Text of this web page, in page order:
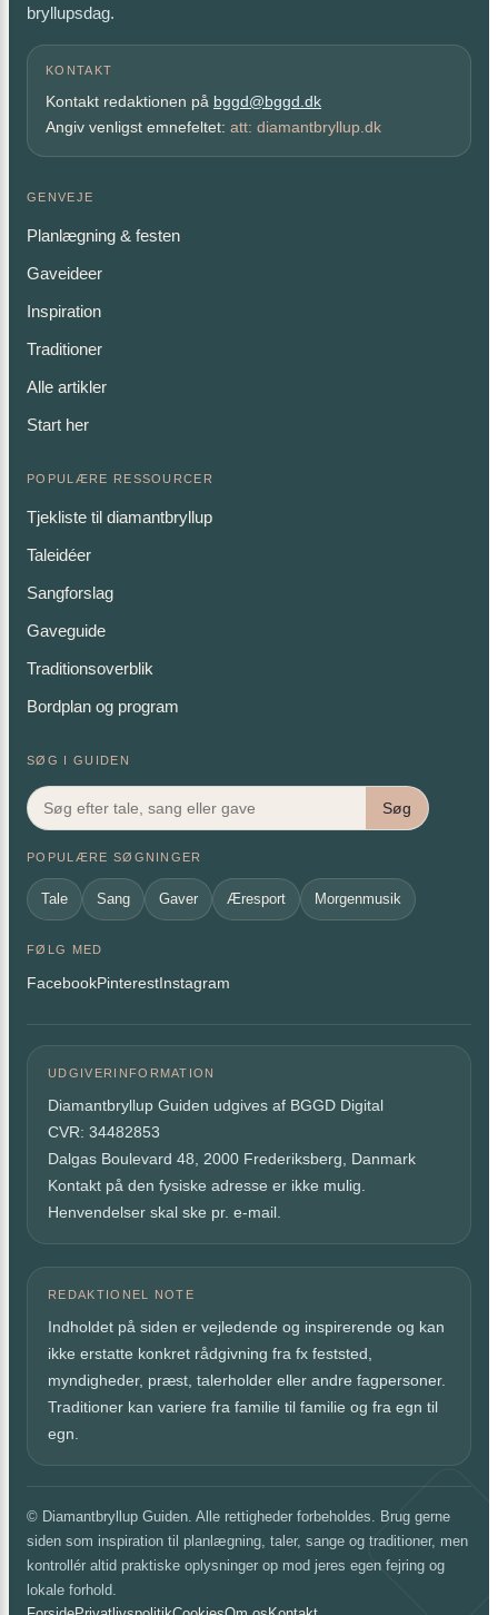
bryllupsdag.
KONTAKT
Kontakt redaktionen på bggd@bggd.dk
Angiv venligst emnefeltet: att: diamantbryllup.dk
GENVEJE
Planlægning & festen
Gaveideer
Inspiration
Traditioner
Alle artikler
Start her
POPULÆRE RESSOURCER
Tjekliste til diamantbryllup
Taleidéer
Sangforslag
Gaveguide
Traditionsoverblik
Bordplan og program
SØG I GUIDEN
Søg
POPULÆRE SØGNINGER
Tale Sang Gaver Æresport Morgenmusik
FØLG MED
FacebookPinterestInstagram
UDGIVERINFORMATION
Diamantbryllup Guiden udgives af BGGD Digital
CVR: 34482853
Dalgas Boulevard 48, 2000 Frederiksberg, Danmark
Kontakt på den fysiske adresse er ikke mulig.
Henvendelser skal ske pr. e-mail.
REDAKTIONEL NOTE
Indholdet på siden er vejledende og inspirerende og kan
ikke erstatte konkret rådgivning fra fx feststed,
myndigheder, præst, talerholder eller andre fagpersoner.
Traditioner kan variere fra familie til familie og fra egn til
egn.
© Diamantbryllup Guiden. Alle rettigheder forbeholdes. Brug gerne
siden som inspiration til planlægning, taler, sange og traditioner, men
kontrollér altid praktiske oplysninger op mod jeres egen fejring og
lokale forhold.